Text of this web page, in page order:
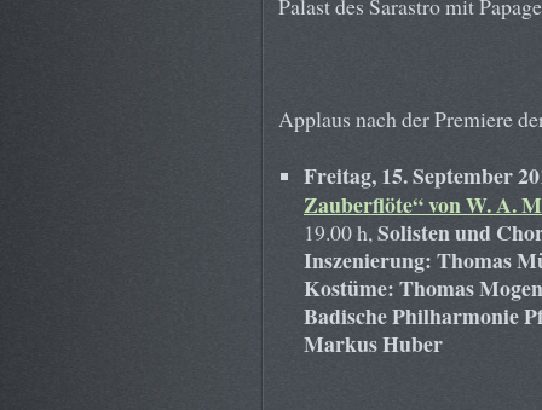
Palast des Sarastro mit
Applaus nach der Premiere
Freitag, 15. September
Zauberflöte“ von W. A.
19.00 h,Solisten und
Inszenierung: Thomas
Kostüme: Thomas
Badische Philharmonie
Markus Huber